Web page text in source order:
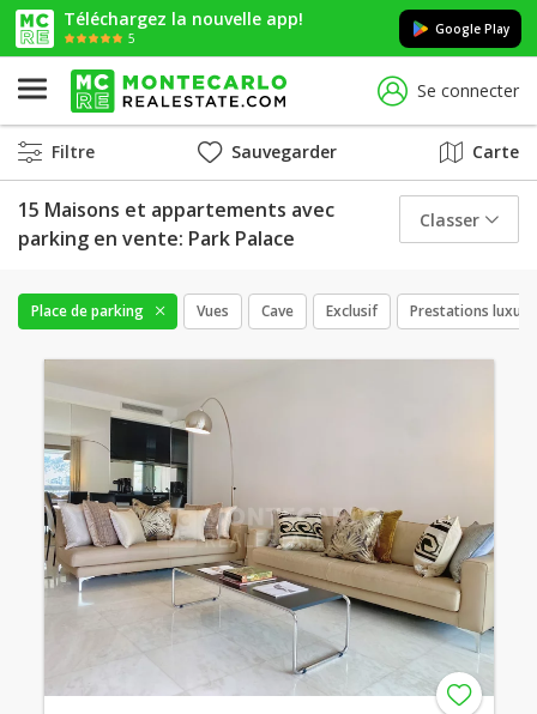
Téléchargez la nouvelle app!
5
Google Play
Se connecter
Filtre Sauvegarder Carte
15 Maisons et appartements avec
parking en vente: Park Palace
Classer
Place de parking Vues Cave Exclusif Prestations